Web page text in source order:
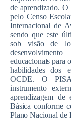
de aprendizado. O
pelo Censo
Internacional de
sendo que este
sob visão de
educacionais para
habilidades dos
OCDE. O
instrumento
aprendizagem de
Básica conforme
Plano Nacional de